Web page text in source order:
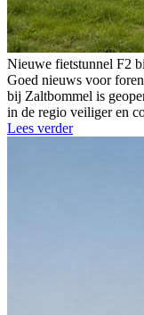
Nieuwe fietstunnel F2
Goed nieuws voor
bij Zaltbommel is
in de regio veiliger en
Lees verder